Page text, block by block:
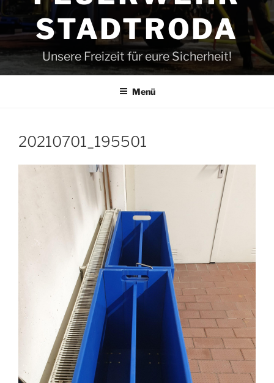
STADTRODA
Unsere Freizeit für eure Sicherheit!
Menü
20210701_195501